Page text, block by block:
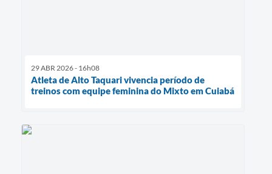
29 ABR 2026 - 16h08
Atleta de Alto Taquari vivencia período de
treinos com equipe feminina do Mixto em Cuiabá